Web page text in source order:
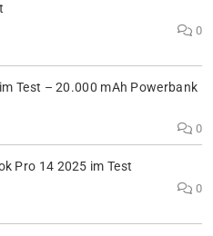
0
Test – 20.000 mAh Powerbank
0
Pro 14 2025 im Test
0